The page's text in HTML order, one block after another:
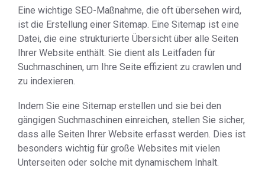
Eine wichtige SEO-Maßnahme, die oft übersehen wird,
ist die Erstellung einer Sitemap. Eine Sitemap ist eine
Datei, die eine strukturierte Übersicht über alle Seiten
Ihrer Website enthält. Sie dient als Leitfaden für
Suchmaschinen, um Ihre Seite effizient zu crawlen und
zu indexieren.
Indem Sie eine Sitemap erstellen und sie bei den
gängigen Suchmaschinen einreichen, stellen Sie sicher,
dass alle Seiten Ihrer Website erfasst werden. Dies ist
besonders wichtig für große Websites mit vielen
Unterseiten oder solche mit dynamischem Inhalt.